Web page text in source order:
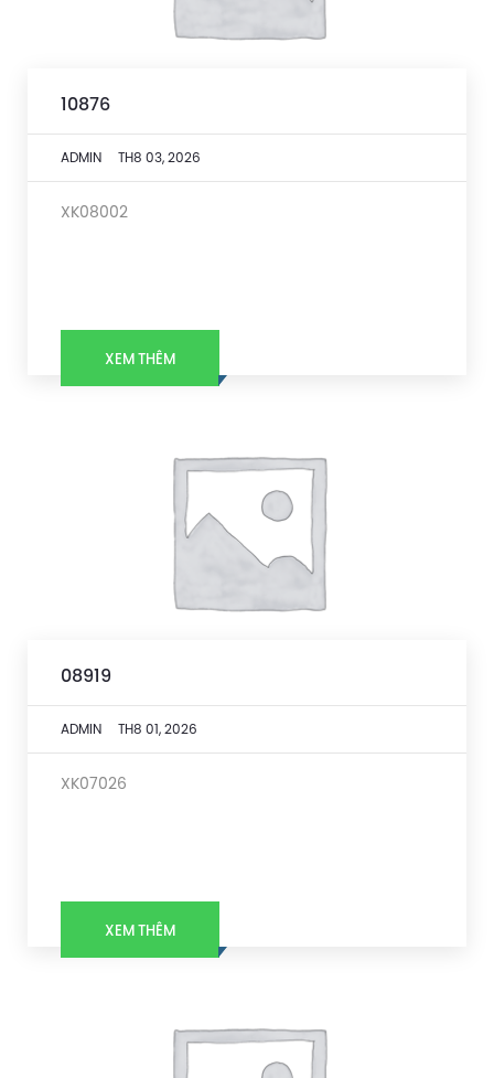
10876
ADMIN TH8 03, 2026
XK08002
XEM THÊM
08919
ADMIN TH8 01, 2026
XK07026
XEM THÊM